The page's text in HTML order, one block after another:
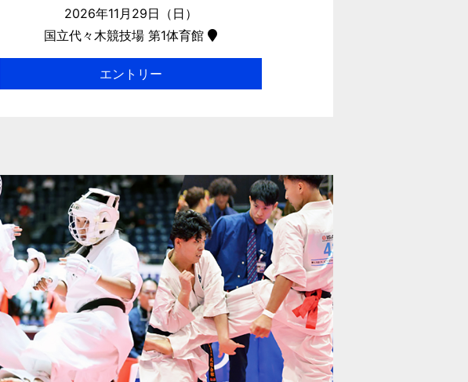
2026年11月29日（日）
国立代々木競技場 第1体育館
エントリー